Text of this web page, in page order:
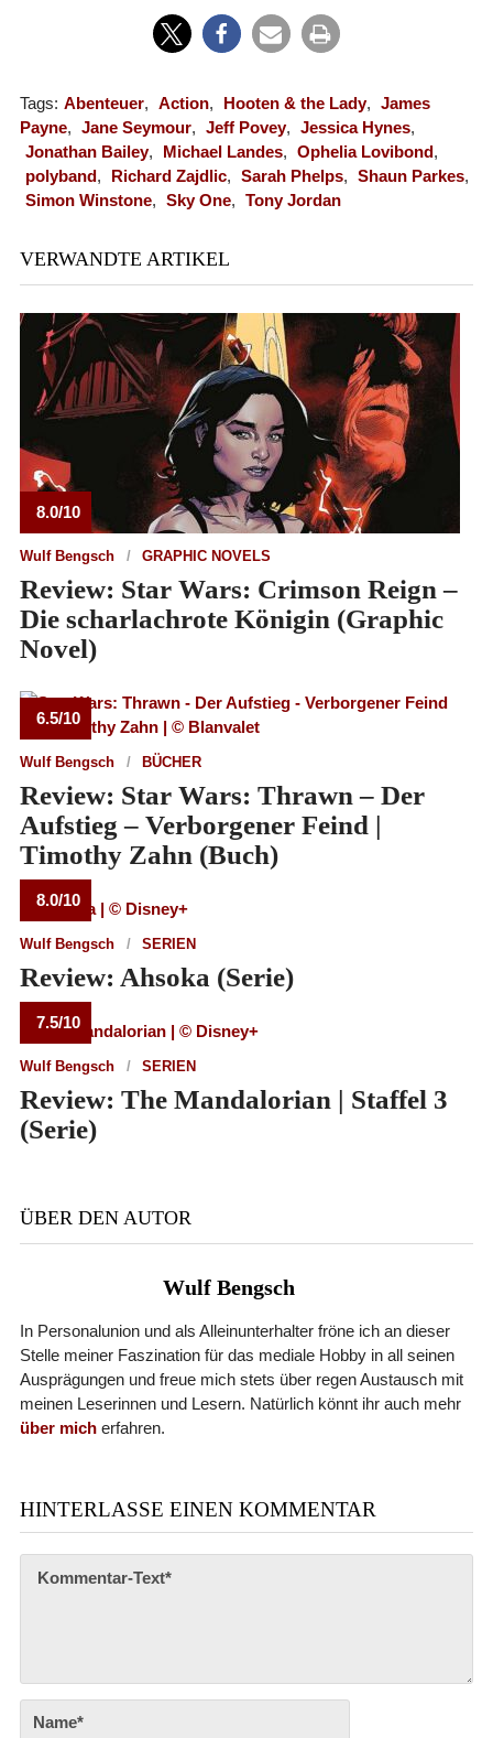
Tags: Abenteuer, Action, Hooten & the Lady, James
Payne, Jane Seymour, Jeff Povey, Jessica Hynes,
Jonathan Bailey, Michael Landes, Ophelia Lovibond,
polyband, Richard Zajdlic, Sarah Phelps, Shaun Parkes,
Simon Winstone, Sky One, Tony Jordan
VERWANDTE ARTIKEL
8.0/10
Wulf Bengsch GRAPHIC NOVELS
Review: Star Wars: Crimson Reign –
Die scharlachrote Königin (Graphic
Novel)
6.5/10
Wulf Bengsch BÜCHER
Review: Star Wars: Thrawn – Der
Aufstieg – Verborgener Feind |
Timothy Zahn (Buch)
8.0/10
Wulf Bengsch SERIEN
Review: Ahsoka (Serie)
7.5/10
Wulf Bengsch SERIEN
Review: The Mandalorian | Staffel 3
(Serie)
ÜBER DEN AUTOR
Wulf Bengsch
In Personalunion und als Alleinunterhalter fröne ich an dieser
Stelle meiner Faszination für das mediale Hobby in all seinen
Ausprägungen und freue mich stets über regen Austausch mit
meinen Leserinnen und Lesern. Natürlich könnt ihr auch mehr
über micherfahren.
HINTERLASSE EINEN KOMMENTAR